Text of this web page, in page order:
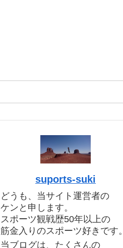
suports-suki
どうも、当サイト運営者の
ケンと申します。
スポーツ観戦歴50年以上の
筋金入りのスポーツ好きです。
当ブログは、たくさんの